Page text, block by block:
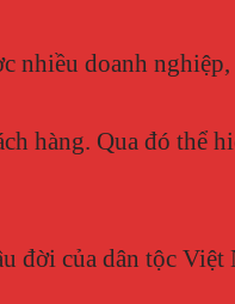
nhiều doanh
hàng. Qua đó thể
đời của dân tộc Việt